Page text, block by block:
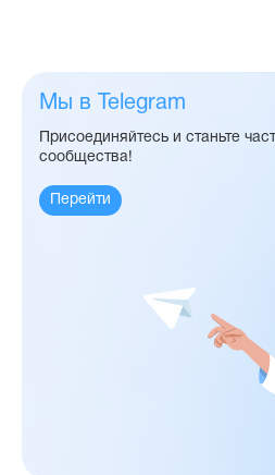
Мы в Telegram
Присоединяйтесь и станьте
сообщества!
Перейти